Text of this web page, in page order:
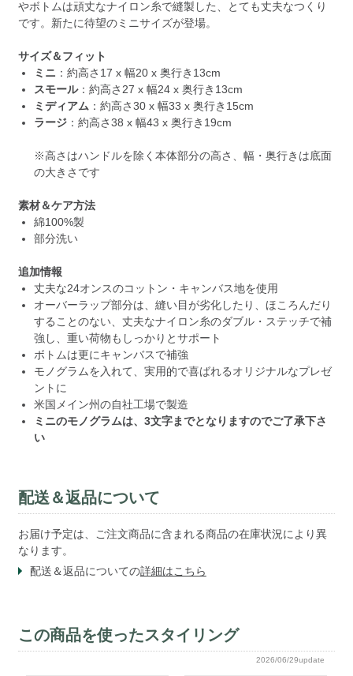
やボトムは頑丈なナイロン糸で縫製した、とても丈夫なつくり
です。新たに待望のミニサイズが登場。
サイズ＆フィット
ミニ ：約高さ17 x 幅20 x 奥行き13cm
スモール：約高さ27 x 幅24 x 奥行き13cm
ミディアム ：約高さ30 x 幅33 x 奥行き15cm
ラージ：約高さ38 x 幅43 x 奥行き19cm
※高さはハンドルを除く本体部分の高さ、幅・奥行きは底面
の大きさです
素材＆ケア方法
綿100%製
部分洗い
追加情報
丈夫な24オンスのコットン・キャンバス地を使用
オーバーラップ部分は、縫い目が劣化したり、ほころんだり
することのない、丈夫なナイロン糸のダブル・ステッチで補
強し、重い荷物もしっかりとサポート
ボトムは更にキャンバスで補強
モノグラムを入れて、実用的で喜ばれるオリジナルなプレゼ
ントに
米国メイン州の自社工場で製造
ミニのモノグラムは、3文字までとなりますのでご了承下さ
い
配送＆返品について
お届け予定は、ご注文商品に含まれる商品の在庫状況により異
なります。
配送＆返品についての詳細はこちら
この商品を使ったスタイリング
2026/06/29update